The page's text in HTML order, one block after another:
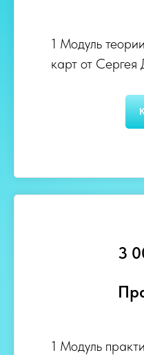
1 Модуль
карт от
3
1 Модуль